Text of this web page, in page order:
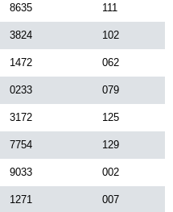
8635 111
3824 102
1472 062
0233 079
3172 125
7754 129
9033 002
1271 007